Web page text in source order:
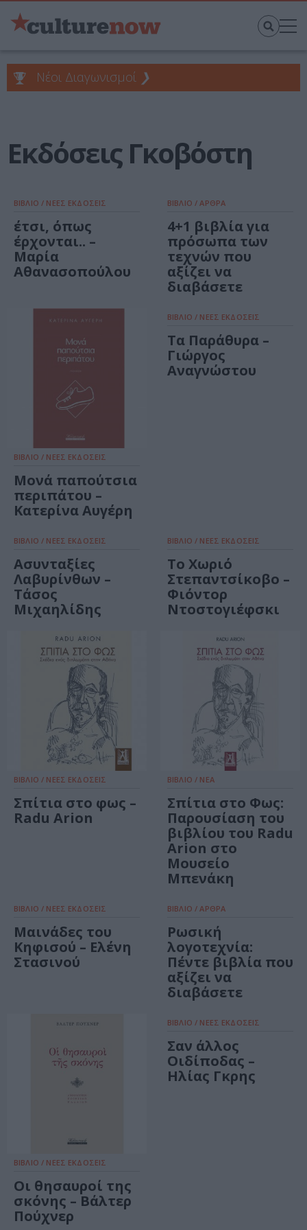
Νέοι Διαγωνισμοί ❯
Εκδόσεις Γκοβόστη
ΒΙΒΛΙΟ / ΝΕΕΣ ΕΚΔΟΣΕΙΣ
έτσι, όπως
έρχονται.. –
Μαρία
Αθανασοπούλου
ΒΙΒΛΙΟ / ΑΡΘΡΑ
4+1 βιβλία για
πρόσωπα των
τεχνών που
αξίζει να
διαβάσετε
ΒΙΒΛΙΟ / ΝΕΕΣ ΕΚΔΟΣΕΙΣ
Μονά παπούτσια
περιπάτου –
Κατερίνα Αυγέρη
ΒΙΒΛΙΟ / ΝΕΕΣ ΕΚΔΟΣΕΙΣ
Τα Παράθυρα –
Γιώργος
Αναγνώστου
ΒΙΒΛΙΟ / ΝΕΕΣ ΕΚΔΟΣΕΙΣ
Ασυνταξίες
Λαβυρίνθων –
Τάσος
Μιχαηλίδης
ΒΙΒΛΙΟ / ΝΕΕΣ ΕΚΔΟΣΕΙΣ
Το Χωριό
Στεπαντσίκοβο –
Φιόντορ
Ντοστογιέφσκι
ΒΙΒΛΙΟ / ΝΕΕΣ ΕΚΔΟΣΕΙΣ
Σπίτια στο φως –
Radu Arion
ΒΙΒΛΙΟ / ΝΕΑ
Σπίτια στο Φως:
Παρουσίαση του
βιβλίου του Radu
Arion στο
Μουσείο
Μπενάκη
ΒΙΒΛΙΟ / ΝΕΕΣ ΕΚΔΟΣΕΙΣ
Μαινάδες του
Κηφισού – Ελένη
Στασινού
ΒΙΒΛΙΟ / ΑΡΘΡΑ
Ρωσική
λογοτεχνία:
Πέντε βιβλία που
αξίζει να
διαβάσετε
ΒΙΒΛΙΟ / ΝΕΕΣ ΕΚΔΟΣΕΙΣ
Οι θησαυροί της
σκόνης – Βάλτερ
Πούχνερ
ΒΙΒΛΙΟ / ΝΕΕΣ ΕΚΔΟΣΕΙΣ
Σαν άλλος
Οιδίποδας –
Ηλίας Γκρης